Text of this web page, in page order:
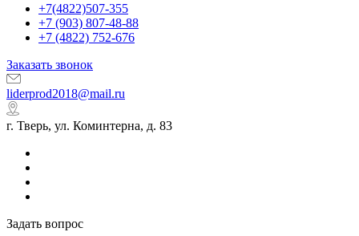
+7(4822)507-355
+7 (903) 807-48-88
+7 (4822) 752-676
Заказать звонок
liderprod2018@mail.ru
г. Тверь, ул. Коминтерна, д. 83
Задать вопрос